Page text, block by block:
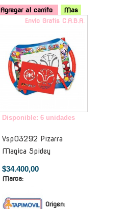
Agregar al carrito
Mas
Envío Gratis C.A.B.A.
Disponible: 6 unidades
Vsp03292 Pizarra
Magica Spidey
$34.400,00
Marca:
Origen: